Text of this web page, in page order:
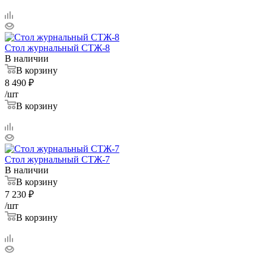
Стол журнальный СТЖ-8
В наличии
В корзину
8 490 ₽
/шт
В корзину
Стол журнальный СТЖ-7
В наличии
В корзину
7 230 ₽
/шт
В корзину